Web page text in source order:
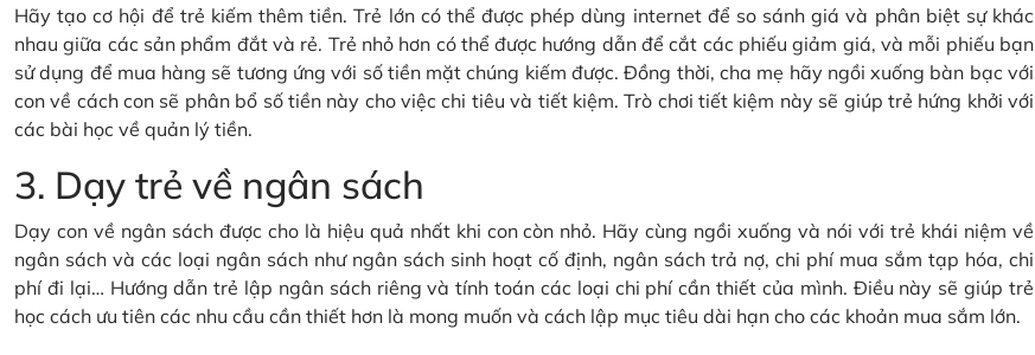
Hãy tạo cơ hội để trẻ kiếm thêm tiền. Trẻ lớn có thể được phép dùng internet để so sánh giá và phân biệt sự khác
nhau giữa các sản phẩm đắt và rẻ. Trẻ nhỏ hơn có thể được hướng dẫn để cắt các phiếu giảm giá, và mỗi phiếu bạn
sử dụng để mua hàng sẽ tương ứng với số tiền mặt chúng kiếm được. Đồng thời, cha mẹ hãy ngồi xuống bàn bạc với
con về cách con sẽ phân bổ số tiền này cho việc chi tiêu và tiết kiệm. Trò chơi tiết kiệm này sẽ giúp trẻ hứng khởi với
các bài học về quản lý tiền.
3. Dạy trẻ về ngân sách
Dạy con về ngân sách được cho là hiệu quả nhất khi con còn nhỏ. Hãy cùng ngồi xuống và nói với trẻ khái niệm về
ngân sách và các loại ngân sách như ngân sách sinh hoạt cố định, ngân sách trả nợ, chi phí mua sắm tạp hóa, chi
phí đi lại… Hướng dẫn trẻ lập ngân sách riêng và tính toán các loại chi phí cần thiết của mình. Điều này sẽ giúp trẻ
học cách ưu tiên các nhu cầu cần thiết hơn là mong muốn và cách lập mục tiêu dài hạn cho các khoản mua sắm lớn.